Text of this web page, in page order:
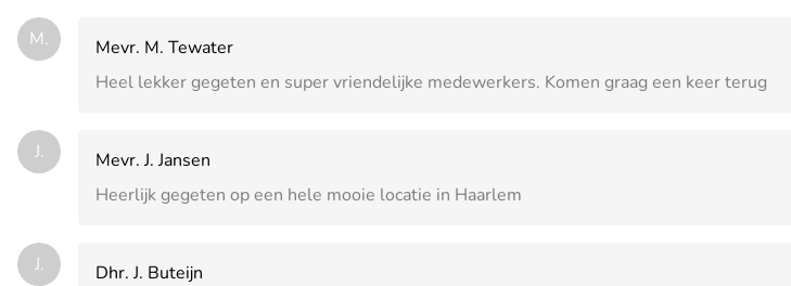
M.
Mevr. M. Tewater
Heel lekker gegeten en super vriendelijke medewerkers. Komen graag een keer terug
J.
Mevr. J. Jansen
Heerlijk gegeten op een hele mooie locatie in Haarlem
J. Dhr. J. Buteijn